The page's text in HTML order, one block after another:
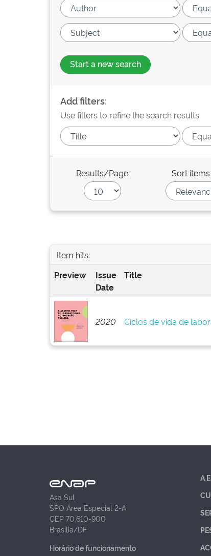
Start a new search
Add filters:
Use filters to refine the search results.
Results/Page Sort
Item hits:
Preview
Issue
Date
Title
2020 Ciclos de vida de
Asa Sul
SPO Área Especial 2-A
CEP 70.610-900
Brasília/DF
Horário de funcionamento
A